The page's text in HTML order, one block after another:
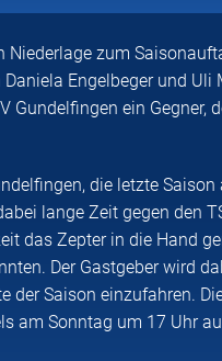
Niederlage zum
Engelbeger und
Gundelfingen ein
die letzte
lange Zeit gegen den
das Zepter in die Hand
Der Gastgeber wird
der Saison einzufahren.
am Sonntag um 17 Uhr